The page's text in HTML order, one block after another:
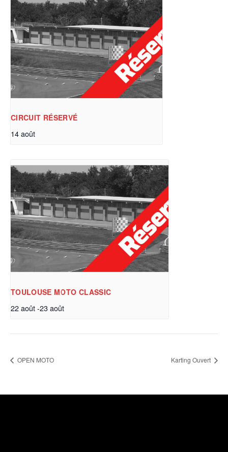
CIRCUIT RÉSERVÉ
14 août
TOULOUSE MOTO CLASSIC
22 août-23 août
OPEN MOTO Karting Ouvert